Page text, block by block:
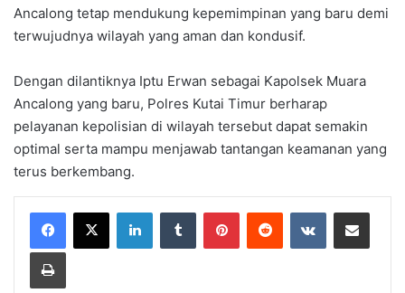
Ancalong tetap mendukung kepemimpinan yang baru demi
terwujudnya wilayah yang aman dan kondusif.
Dengan dilantiknya Iptu Erwan sebagai Kapolsek Muara
Ancalong yang baru, Polres Kutai Timur berharap
pelayanan kepolisian di wilayah tersebut dapat semakin
optimal serta mampu menjawab tantangan keamanan yang
terus berkembang.
LinkedInTumblr PinterestReddit VKontakteShare via Email
Print